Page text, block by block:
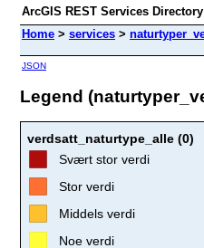
ArcGIS REST Services Directory
Home > services >
JSON
Legend
verdsatt_naturtype_alle (0)
Svært stor verdi
Stor verdi
Middels verdi
Noe verdi